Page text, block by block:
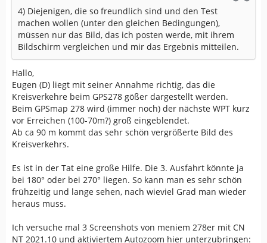
4) Diejenigen, die so freundlich sind und den Test
machen wollen (unter den gleichen Bedingungen),
müssen nur das Bild, das ich posten werde, mit ihrem
Bildschirm vergleichen und mir das Ergebnis mitteilen.
Hallo,
Eugen (D) liegt mit seiner Annahme richtig, das die
Kreisverkehre beim GPS278 gößer dargestellt werden.
Beim GPSmap 278 wird (immer noch) der nächste WPT kurz
vor Erreichen (100-70m?) groß eingeblendet.
Ab ca 90 m kommt das sehr schön vergrößerte Bild des
Kreisverkehrs.
Es ist in der Tat eine große Hilfe. Die 3. Ausfahrt könnte ja
bei 180° oder bei 270° liegen. So kann man es sehr schön
frühzeitig und lange sehen, nach wieviel Grad man wieder
heraus muss.
Ich versuche mal 3 Screenshots von meniem 278er mit CN
NT 2021.10 und aktiviertem Autozoom hier unterzubringen: